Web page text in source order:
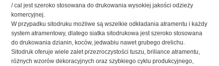
/ cal jest szeroko stosowana do drukowania wysokiej jakości odzieży
komercyjnej.
W przypadku sitodruku możliwe są wszelkie odkładania atramentu i każdy
system atramentowy, dlatego siatka sitodrukowa jest szeroko stosowana
do drukowania dzianin, koców, jedwabiu nawet grubego drelichu.
Sitodruk oferuje wiele zalet przezroczystości tuszu, briliance atramentu,
różnych wzorów dekoracyjnych oraz szybkiego cyklu produkcyjnego,